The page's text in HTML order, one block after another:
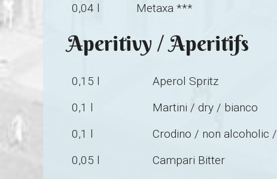
0,04 l
Metaxa ***
Aperitivy / Aperitifs
0,15 l Aperol Spritz
0,1 l
Martini / dry / bianco
0,1 l
Crodino / non alcoholic /
0,05 l
Campari Bitter